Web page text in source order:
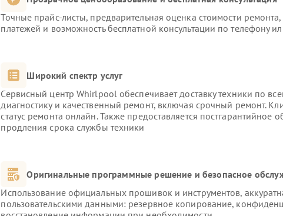
Точные прайс-листы, предварительная оценка стоимости ремонта,
платежей и возможность бесплатной консультации по телефону
Широкий спектр услуг
Сервисный центр Whirlpool обеспечивает доставку техники по
диагностику и качественный ремонт, включая срочный ремонт.
статус ремонта онлайн. Также предоставляется постгарантийное
продления срока службы техники
Оригинальные программные решение и безопасное
Использование официальных прошивок и инструментов,
пользовательскими данными: резервное копирование,